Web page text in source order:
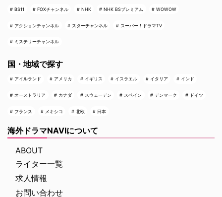
BS11 FOXチャンネル NHK NHK BSプレミアム WOWOW
アクションチャンネル スターチャンネル スーパー！ドラマTV
ミステリーチャンネル
国・地域で探す
アイルランド アメリカ イギリス イスラエル イタリア インド
オーストラリア カナダ スウェーデン スペイン デンマーク ドイツ
フランス メキシコ 北欧 日本
海外ドラマNAVIについて
ABOUT
ライター一覧
求人情報
お問い合わせ